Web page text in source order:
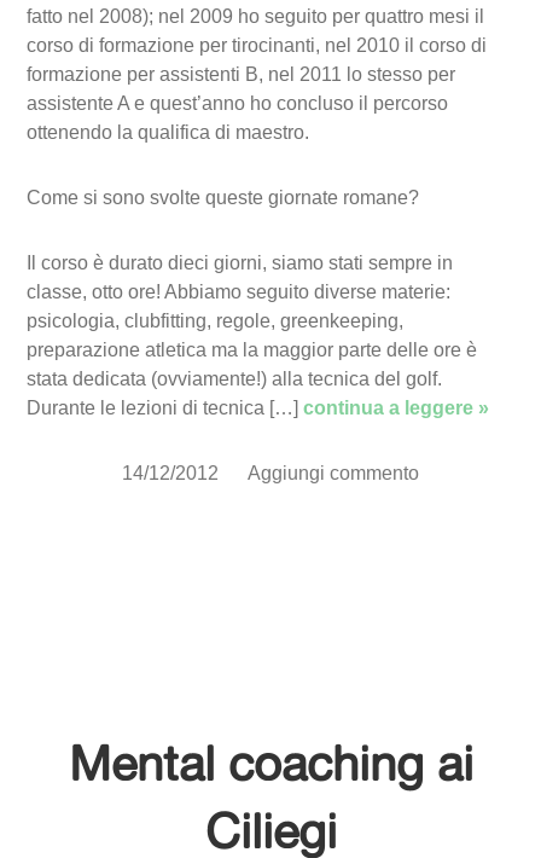
fatto nel 2008); nel 2009 ho seguito per quattro mesi il
corso di formazione per tirocinanti, nel 2010 il corso di
formazione per assistenti B, nel 2011 lo stesso per
assistente A e quest’anno ho concluso il percorso
ottenendo la qualifica di maestro.
Come si sono svolte queste giornate romane?
Il corso è durato dieci giorni, siamo stati sempre in
classe, otto ore! Abbiamo seguito diverse materie:
psicologia, clubfitting, regole, greenkeeping,
preparazione atletica ma la maggior parte delle ore è
stata dedicata (ovviamente!) alla tecnica del golf.
Durante le lezioni di tecnica […]continua a leggere »
14/12/2012 Aggiungi commento
Mental coaching ai
Ciliegi